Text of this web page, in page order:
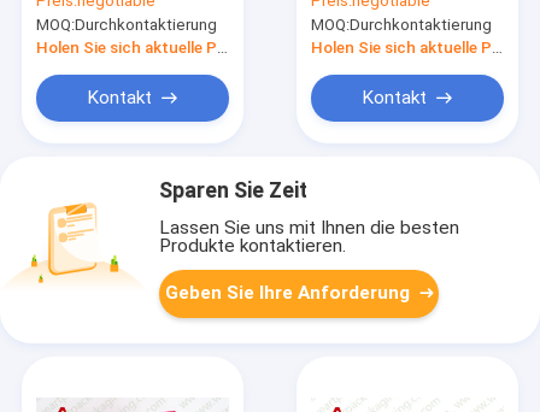
Tasche, bunte
kundenspezifische
Kleineinkaufstaschen
MOQ:Durchkontaktierung
Holen Sie sich aktuelle Preis
Kontakt
Bäckerei-Taschen,
Gewohnheit
Bevorzugungs-
Einzelhandel
MOQ:Durchkontaktierung
Holen Sie sich aktuelle Preis
Kontakt
Sparen Sie Zeit
Lassen Sie uns mit Ihnen die besten
Produkte kontaktieren.
Geben Sie Ihre Anforderung